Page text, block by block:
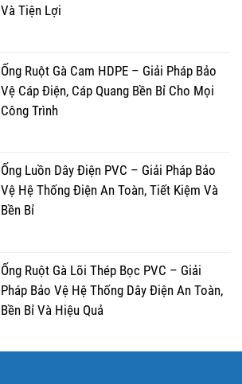
Và Tiện Lợi
Ống Ruột Gà Cam HDPE – Giải Pháp Bảo
Vệ Cáp Điện, Cáp Quang Bền Bỉ Cho Mọi
Công Trình
Ống Luồn Dây Điện PVC – Giải Pháp Bảo
Vệ Hệ Thống Điện An Toàn, Tiết Kiệm Và
Bền Bỉ
Ống Ruột Gà Lõi Thép Bọc PVC – Giải
Pháp Bảo Vệ Hệ Thống Dây Điện An Toàn,
Bền Bỉ Và Hiệu Quả